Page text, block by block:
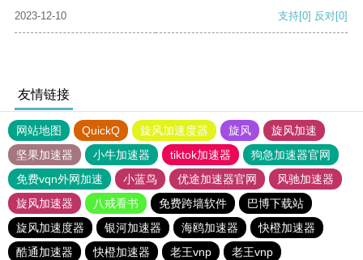
2023-12-10
支持[0] 反对[0]
友情链接
网站地图 QuickQ 旋风加速度器 旋风
旋风加速
坚果加速器
小牛加速器 tiktok加速器
狗急加速器官网
免费vqn外网加速
小蓝鸟 优途加速器官网
风驰加速器
旋风加速器
八戒看书 免费跨墙软件
巴博下载站
旋风加速度器
银河加速器 海鸥加速器
快橙加速器
酷通加速器
快橙加速器 老王vnp 老王vnp